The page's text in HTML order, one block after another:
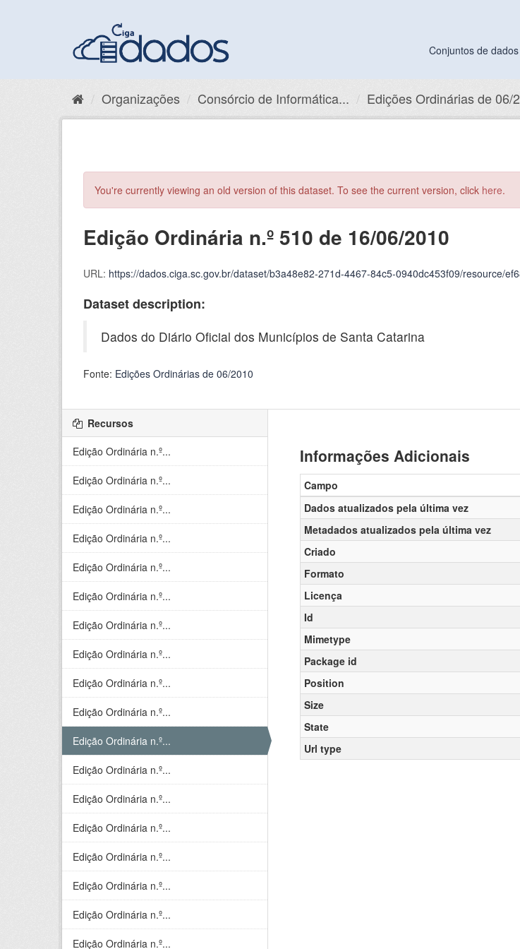
Conjuntos de dados
Organizações Consórcio de Informática... Edições Ordinárias de 06/
You're currently viewing an old version of this dataset. To see the current version, click here.
Edição Ordinária n.º 510 de 16/06/2010
URL: https://dados.ciga.sc.gov.br/dataset/b3a48e82-271d-4467-84c5-0940dc453f09/resource/
Dataset description:
Dados do Diário Oficial dos Municípios de Santa Catarina
Fonte: Edições Ordinárias de 06/2010
Recursos
Edição Ordinária n.º...
Edição Ordinária n.º...
Edição Ordinária n.º...
Edição Ordinária n.º...
Edição Ordinária n.º...
Edição Ordinária n.º...
Edição Ordinária n.º...
Edição Ordinária n.º...
Edição Ordinária n.º...
Edição Ordinária n.º...
Edição Ordinária n.º...
Edição Ordinária n.º...
Edição Ordinária n.º...
Edição Ordinária n.º...
Edição Ordinária n.º...
Edição Ordinária n.º...
Edição Ordinária n.º...
Edição Ordinária n.º...
Informações Adicionais
Campo
Dados atualizados pela última vez
Metadados atualizados pela última vez
Criado
Formato
Licença
Id
Mimetype
Package id
Position
Size
State
Url type